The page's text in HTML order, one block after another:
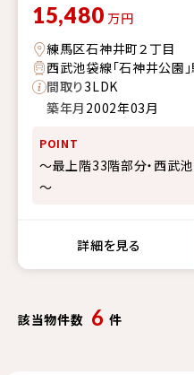
15,480 万円
練馬区石神井町２丁目
西武池袋線「石神井公園
間取り3LDK
築年月 2002年03月
POINT
～最上階33階部分・西武
～
詳細を見る
該当物件数 6 件